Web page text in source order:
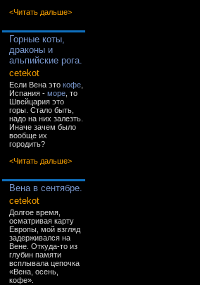
<Читать дальше>
Горные коты,
драконы и
альпийские рога.
cetekot
Если Вена это кофе
Испания - море , то
Швейцария это
горы. Стало быть,
надо на них залезть.
Иначе зачем было
вообще их
городить?
<Читать дальше>
Вена в сентябре.
cetekot
Долгое время,
осматривая карту
Европы, мой взгляд
задерживался на
Вене. Откуда-то из
глубин памяти
всплывала цепочка
«Вена, осень,
кофе».